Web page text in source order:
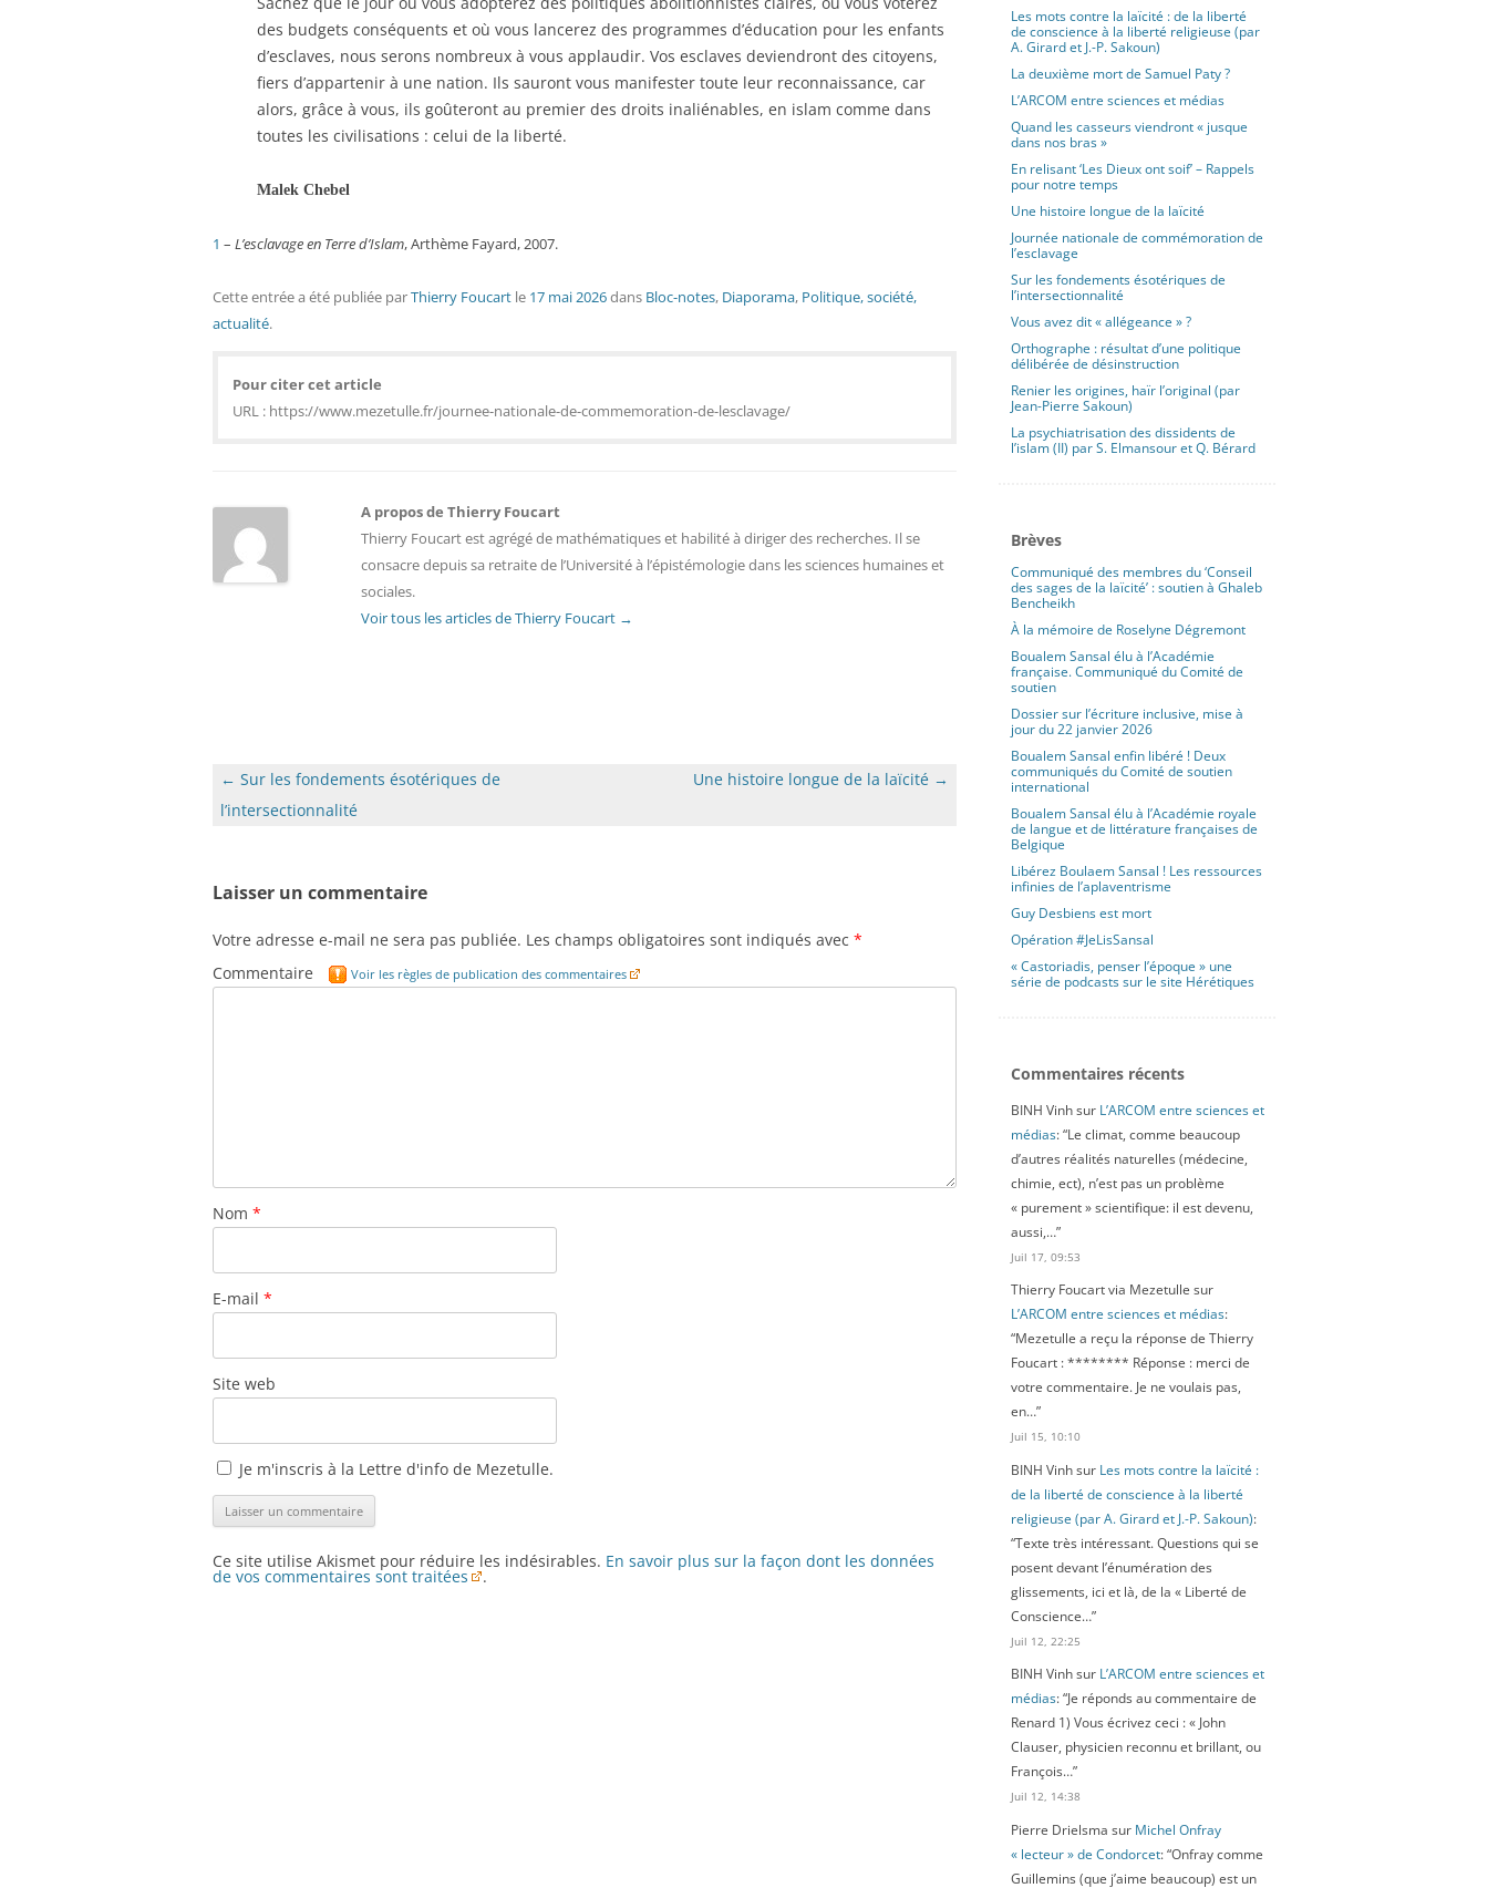
des budgets conséquents et où vous lancerez des programmes d’éducation pour les enfants
d’esclaves, nous serons nombreux à vous applaudir. Vos esclaves deviendront des citoyens,
fiers d’appartenir à une nation. Ils sauront vous manifester toute leur reconnaissance, car
alors, grâce à vous, ils goûteront au premier des droits inaliénables, en islam comme dans
toutes les civilisations : celui de la liberté.
Malek Chebel
1 – L’esclavage en Terre d’Islam, Arthème Fayard, 2007.
Cette entrée a été publiée parThierry Foucart le 17 mai 2026dans Bloc-notes, Diaporama, Politique, société,
actualité.
Pour citer cet article
URL : https://www.mezetulle.fr/journee-nationale-de-commemoration-de-lesclavage/
A propos de Thierry Foucart
Thierry Foucart est agrégé de mathématiques et habilité à diriger des recherches. Il se
consacre depuis sa retraite de l’Université à l’épistémologie dans les sciences humaines et
sociales.
Voir tous les articles de Thierry Foucart →
Navigation
des
← Sur les fondements ésotériques de
l’intersectionnalité
Une histoire longue de la laïcité →
Laisser un commentaire
Votre adresse e-mail ne sera pas publiée. Les champs obligatoires sont indiqués avec *
Commentaire
Voir les règles de publication des commentaires
Nom *
E-mail *
Site web
Je m'inscris à la Lettre d'info de Mezetulle.
Ce site utilise Akismet pour réduire les indésirables. En savoir plus sur la façon dont les données
de vos commentaires sont traitées .
Les mots contre la laïcité : de la liberté
de conscience à la liberté religieuse (par
A. Girard et J.-P. Sakoun)
La deuxième mort de Samuel Paty ?
L’ARCOM entre sciences et médias
Quand les casseurs viendront « jusque
dans nos bras »
En relisant ‘Les Dieux ont soif’ – Rappels
pour notre temps
Une histoire longue de la laïcité
Journée nationale de commémoration de
l’esclavage
Sur les fondements ésotériques de
l’intersectionnalité
Vous avez dit « allégeance » ?
Orthographe : résultat d’une politique
délibérée de désinstruction
Renier les origines, haïr l’original (par
Jean-Pierre Sakoun)
La psychiatrisation des dissidents de
l’islam (II) par S. Elmansour et Q. Bérard
Brèves
Communiqué des membres du ‘Conseil
des sages de la laïcité’ : soutien à Ghaleb
Bencheikh
À la mémoire de Roselyne Dégremont
Boualem Sansal élu à l’Académie
française. Communiqué du Comité de
soutien
Dossier sur l’écriture inclusive, mise à
jour du 22 janvier 2026
Boualem Sansal enfin libéré ! Deux
communiqués du Comité de soutien
international
Boualem Sansal élu à l’Académie royale
de langue et de littérature françaises de
Belgique
Libérez Boulaem Sansal ! Les ressources
infinies de l’aplaventrisme
Guy Desbiens est mort
Opération #JeLisSansal
« Castoriadis, penser l’époque » une
série de podcasts sur le site Hérétiques
Commentaires récents
BINH Vinhsur L’ARCOM entre sciences et
médias: “Le climat, comme beaucoup
d’autres réalités naturelles (médecine,
chimie, ect), n’est pas un problème
« purement » scientifique: il est devenu,
aussi,…”
Juil 17, 09:53
Thierry Foucart via Mezetulle sur
L’ARCOM entre sciences et médias:
“Mezetulle a reçu la réponse de Thierry
Foucart : ******** Réponse : merci de
votre commentaire. Je ne voulais pas,
en…”
Juil 15, 10:10
BINH Vinhsur Les mots contre la laïcité :
de la liberté de conscience à la liberté
religieuse (par A. Girard et J.-P. Sakoun):
“Texte très intéressant. Questions qui se
posent devant l’énumération des
glissements, ici et là, de la « Liberté de
Conscience…”
Juil 12, 22:25
BINH Vinhsur L’ARCOM entre sciences et
médias: “Je réponds au commentaire de
Renard 1) Vous écrivez ceci : « John
Clauser, physicien reconnu et brillant, ou
François…”
Juil 12, 14:38
Pierre Drielsma sur Michel Onfray
« lecteur » de Condorcet: “Onfray comme
Guillemins (que j’aime beaucoup) est un